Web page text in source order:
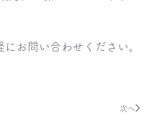
お問い合わせください。
次へ